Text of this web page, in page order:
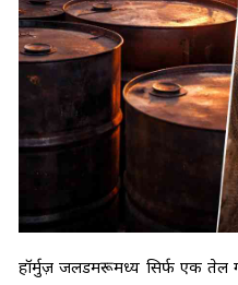
हॉर्मुज़ जलडमरूमध्य सिर्फ एक तेल